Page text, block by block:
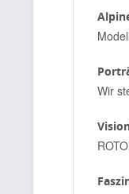
Wir